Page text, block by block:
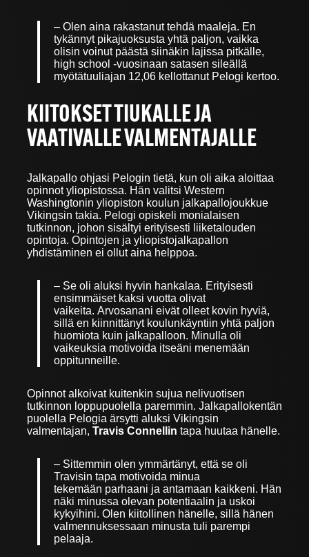
– Olen aina rakastanut tehdä maaleja. En
tykännyt pikajuoksusta yhtä paljon, vaikka
olisin voinut päästä siinäkin lajissa pitkälle,
high school -vuosinaan satasen sileällä
myötätuuliajan 12,06 kellottanut Pelogi kertoo.
KIITOKSET TIUKALLE JA
VAATIVALLE VALMENTAJALLE
Jalkapallo ohjasi Pelogin tietä, kun oli aika aloittaa
opinnot yliopistossa. Hän valitsi Western
Washingtonin yliopiston koulun jalkapallojoukkue
Vikingsin takia. Pelogi opiskeli monialaisen
tutkinnon, johon sisältyi erityisesti liiketalouden
opintoja. Opintojen ja yliopistojalkapallon
yhdistäminen ei ollut aina helppoa.
– Se oli aluksi hyvin hankalaa. Erityisesti
ensimmäiset kaksi vuotta olivat
vaikeita. Arvosanani eivät olleet kovin hyviä,
sillä en kiinnittänyt koulunkäyntiin yhtä paljon
huomiota kuin jalkapalloon. Minulla oli
vaikeuksia motivoida itseäni menemään
oppitunneille.
Opinnot alkoivat kuitenkin sujua nelivuotisen
tutkinnon loppupuolella paremmin. Jalkapallokentän
puolella Pelogia ärsytti aluksi Vikingsin
valmentajan, Travis Connellin tapa huutaa hänelle.
– Sittemmin olen ymmärtänyt, että se oli
Travisin tapa motivoida minua
tekemään parhaani ja antamaan kaikkeni. Hän
näki minussa olevan potentiaalin ja uskoi
kykyihini. Olen kiitollinen hänelle, sillä hänen
valmennuksessaan minusta tuli parempi
pelaaja.